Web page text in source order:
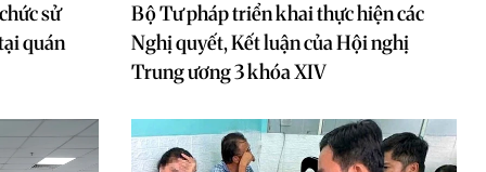
sử
quán
Bộ Tư pháp triển khai thực hiện các
Nghị quyết, Kết luận của Hội nghị
Trung ương 3 khóa XIV